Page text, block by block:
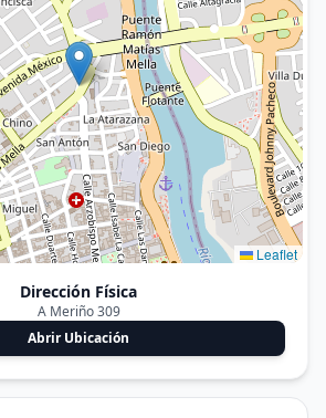
Leaflet
Dirección Física
A Meriño 309
Abrir Ubicación